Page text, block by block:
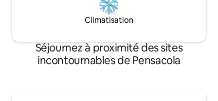
Climatisation
Séjournez à proximité des sites
incontournables de Pensacola